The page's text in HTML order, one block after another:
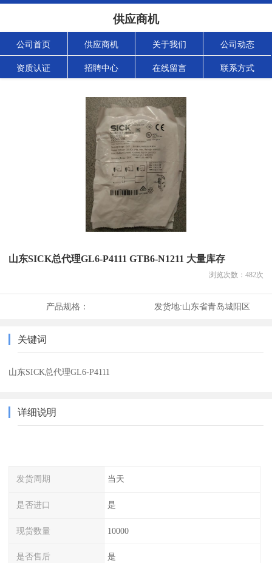
供应商机
公司首页 供应商机 关于我们 公司动态
资质认证 招聘中心 在线留言 联系方式
山东SICK总代理GL6-P4111 GTB6-N1211 大量库存
浏览次数： 482次
产品规格： 发货地:山东省青岛城阳区
关键词
山东SICK总代理GL6-P4111
详细说明
发货周期 当天
是否进口 是
现货数量 10000
是否售后 是